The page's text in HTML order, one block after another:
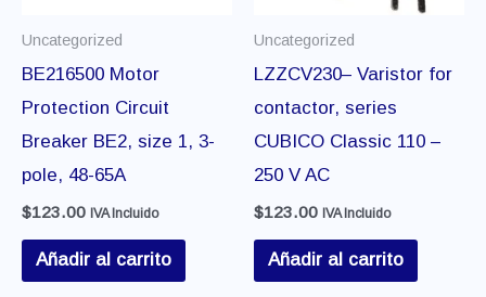
Uncategorized
BE216500 Motor
Protection Circuit
Breaker BE2, size 1, 3-
pole, 48-65A
$123.00 IVA Incluido
Añadir al carrito
Uncategorized
LZZCV230– Varistor for
contactor, series
CUBICO Classic 110 –
250 V AC
$123.00 IVA Incluido
Añadir al carrito